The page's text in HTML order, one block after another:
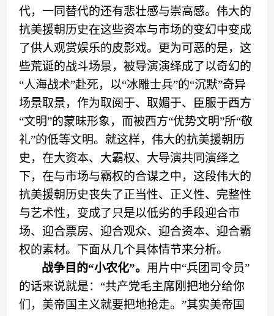
代，一同替代的还有悲壮感与崇高感。伟大的
抗美援朝历史在这些资本与市场的变幻中变成
了供人观赏娱乐的皮影戏。更为可恶的是，这
些荒诞的战斗场景，被导演演绎成了以奇幻的
“人海战术”赴死，以“冰雕士兵”的“沉默”奇异
场景取景，作为取阅于、取媚于、 臣服于西方
“文明”的蒙昧形象，而被西方“优势文明”所“敬
礼”的低等文明。就这样，伟大的抗美援朝历
史 ，在大资本、大霸权、大导演共同演绎之
下，在与市场与霸权的合谋之中，这段伟大的
抗美援朝历史丧失了 正当性、正义性、 完整性
与艺术性， 变成了 只是以低劣的手段迎合市
场、 迎合票房、 迎合观众、 迎合资本、 迎合霸
权的素材。 下面从几个具体情节来分析。
战争目的“小农化”。 用片中“兵团司令员”
的话来说就是： “共产党毛主席刚把地分给你
们 ， 美帝国主义就要把地抢走。”其实美帝国